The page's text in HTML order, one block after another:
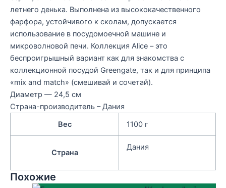
летнего денька. Выполнена из высококачественного
фарфора, устойчивого к сколам, допускается
использование в посудомоечной машине и
микроволновой печи. Коллекция Alice – это
беспроигрышный вариант как для знакомства с
коллекционной посудой Greengate, так и для принципа
«mix and match» (смешивай и сочетай).
Диаметр — 24,5 см
Страна-производитель – Дания
Вес
1100 г
Страна
Дания
Похожие